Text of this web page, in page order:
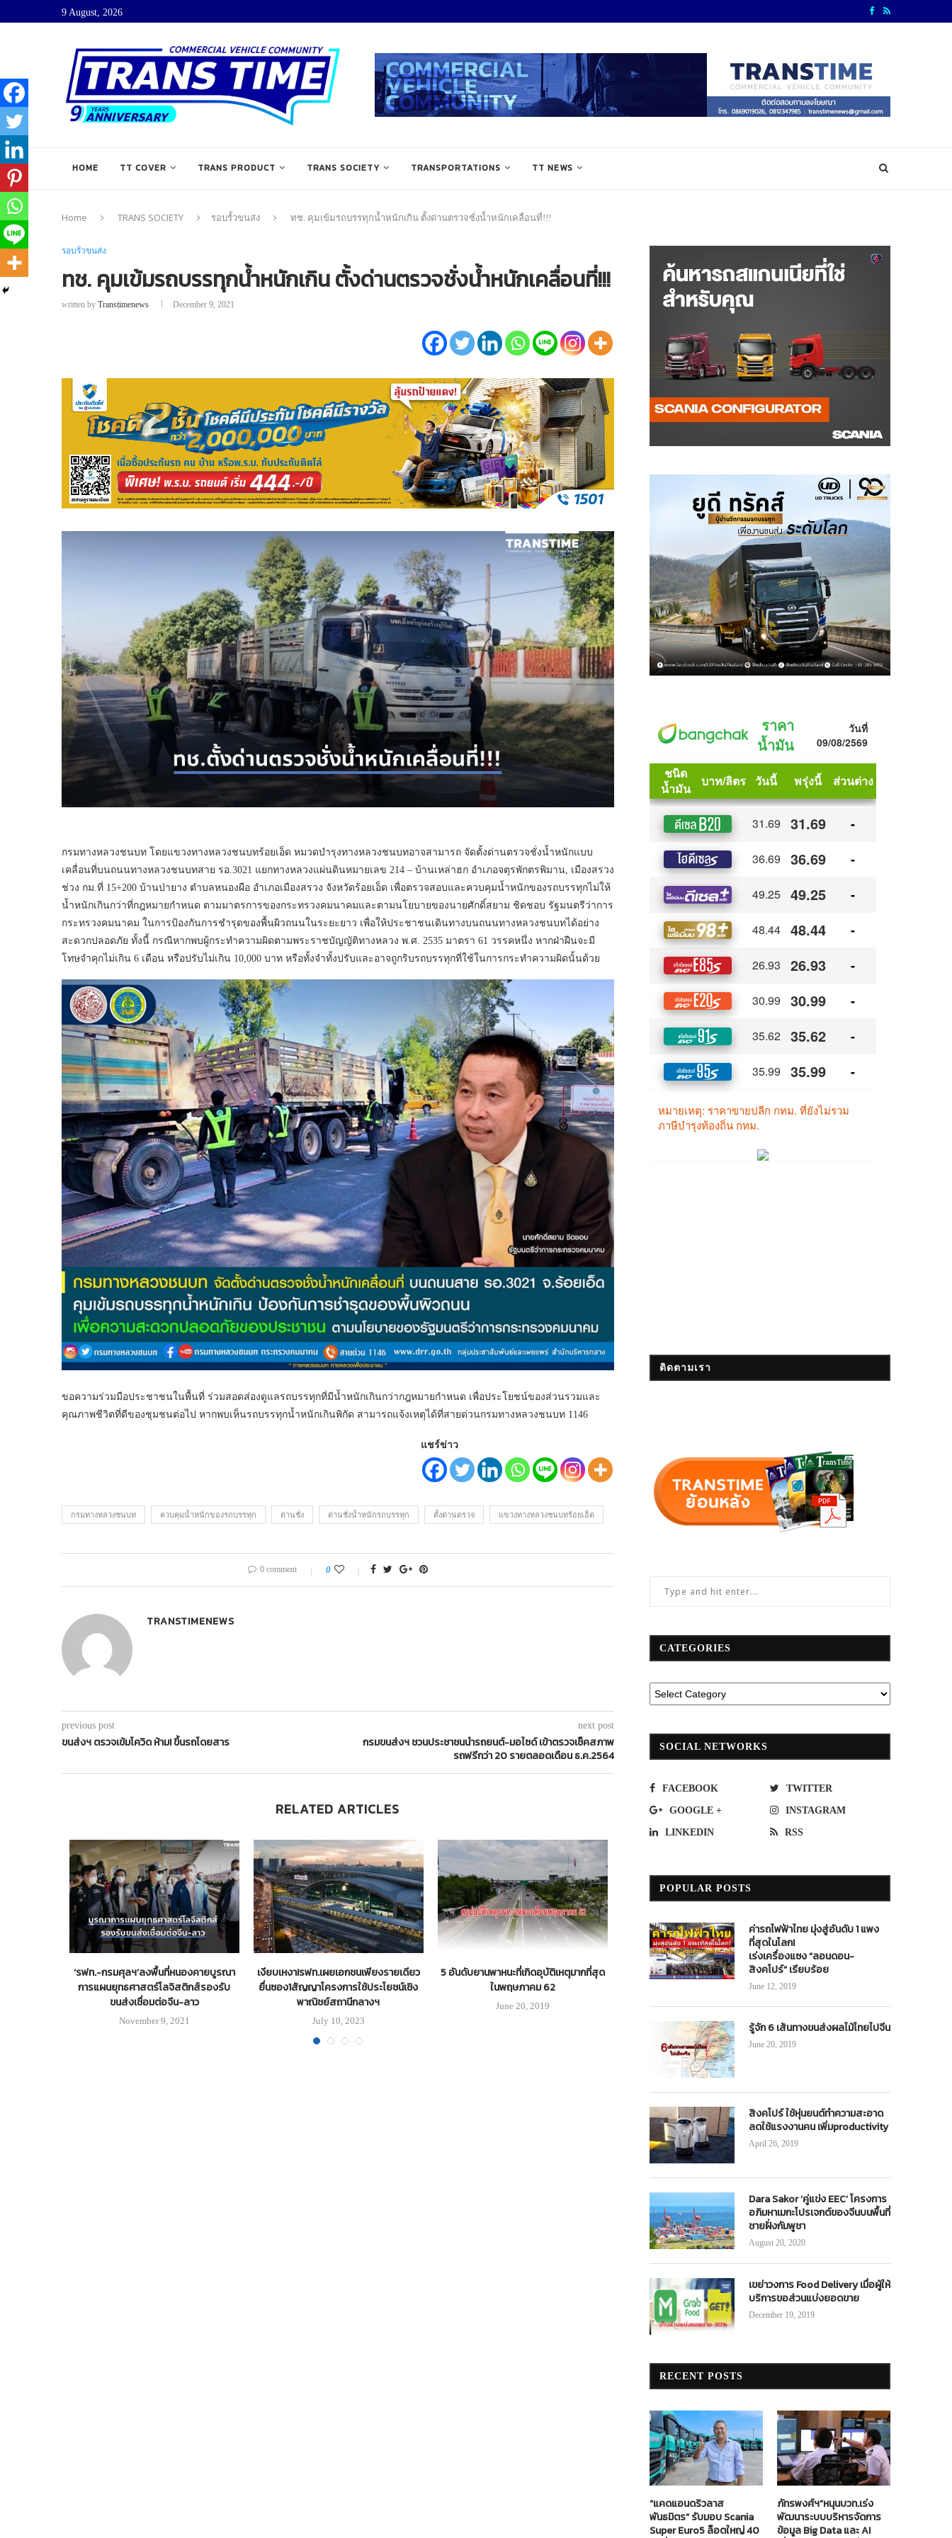
9 August, 2026
HOME TT COVER TRANS PRODUCT TRANS SOCIETY TRANSPORTATIONS TT NEWS
Home TRANS SOCIETY รอบรั้วขนส่ง ทช. คุมเข้มรถบรรทุกน้ำหนักเกิน ตั้งด่านตรวจชั่งน้ำหนักเคลื่อนที่!!!
รอบรั้วขนส่ง
ทช. คุมเข้มรถบรรทุกน้ำหนักเกิน ตั้งด่านตรวจชั่งน้ำหนักเคลื่อนที่!!!
written by Transtimenews December 9, 2021
กรมทางหลวงชนบท โดยแขวงทางหลวงชนบทร้อยเอ็ด หมวดบำรุงทางหลวงชนบทอาจสามารถ จัดตั้งด่านตรวจชั่งน้ำหนักแบบ
เคลื่อนที่บนถนนทางหลวงชนบทสาย รอ.3021 แยกทางหลวงแผ่นดินหมายเลข 214 – บ้านเหล่าฮก อำเภอจตุรพักตรพิมาน, เมืองสรวง
ช่วง กม.ที่ 15+200 บ้านป่ายาง ตำบลหนองผือ อำเภอเมืองสรวง จังหวัดร้อยเอ็ด เพื่อตรวจสอบและควบคุมน้ำหนักของรถบรรทุกไม่ให้
น้ำหนักเกินกว่าที่กฎหมายกำหนด ตามมาตรการของกระทรวงคมนาคมและตามนโยบายของนายศักดิ์สยาม ชิดชอบ รัฐมนตรีว่าการ
กระทรวงคมนาคม ในการป้องกันการชำรุดของพื้นผิวถนนในระยะยาว เพื่อให้ประชาชนเดินทางบนถนนทางหลวงชนบทได้อย่าง
สะดวกปลอดภัย ทั้งนี้ กรณีหากพบผู้กระทำความผิดตามพระราชบัญญัติทางหลวง พ.ศ. 2535 มาตรา 61 วรรคหนึ่ง หากฝ่าฝืนจะมี
โทษจำคุกไม่เกิน 6 เดือน หรือปรับไม่เกิน 10,000 บาท หรือทั้งจำทั้งปรับและอาจถูกริบรถบรรทุกที่ใช้ในการกระทำความผิดนั้นด้วย
ขอความร่วมมือประชาชนในพื้นที่ ร่วมสอดส่องดูแลรถบรรทุกที่มีน้ำหนักเกินกว่ากฎหมายกำหนด เพื่อประโยชน์ของส่วนรวมและ
คุณภาพชีวิตที่ดีของชุมชนต่อไป หากพบเห็นรถบรรทุกน้ำหนักเกินพิกัด สามารถแจ้งเหตุได้ที่สายด่วนกรมทางหลวงชนบท 1146
แชร์ข่าว
กรมทางหลวงชนบท ควบคุมน้ำหนักของรถบรรทุก ด่านชั่ง ด่านชั่งน้ำหนักรถบรรทุก ตั้งด่านตรวจ แขวงทางหลวงชนบทร้อยเอ็ด
0 comment 0
TRANSTIMENEWS
previous post
ขนส่งฯ ตรวจเข้มโควิด ห้าม! ขึ้นรถโดยสาร
next post
กรมขนส่งฯ ชวนประชาชนนำรถยนต์-มอไซด์ เข้าตรวจเช็คสภาพ
รถฟรีกว่า 20 รายตลอดเดือน ธ.ค.2564
RELATED ARTICLES
‘รฟท.-กรมศุลฯ’ลงพื้นที่หนองคายบูรณา
การแผนยุทธศาสตร์โลจิสติกส์รองรับ
ขนส่งเชื่อมต่อจีน-ลาว
November 9, 2021
เงียบเหงา!รฟท.เผยเอกชนเพียงรายเดียว
ยื่นซอง1สัญญาโครงการใช้ประโยชน์เชิง
พาณิชย์สถานีกลางฯ
July 10, 2023
5 อันดับยานพาหนะที่เกิดอุบัติเหตุมากที่สุด
ในพฤษภาคม 62
June 20, 2019
ทช.อัพเดทถนนถูกน้ำท่วมยังผ่านไม่ได้ 29
October 4, 2021
ขสมก.ผ่อนคลายมาตรการเว้นระยะ
June 25, 2020
ติดตามเรา
CATEGORIES
SOCIAL NETWORKS
FACEBOOK TWITTER
GOOGLE + INSTAGRAM
LINKEDIN RSS
POPULAR POSTS
ค่ารถไฟฟ้าไทย มุ่งสู่อันดับ 1 แพง
ที่สุดในโลก!
เร่งเครื่องแซง “ลอนดอน-
สิงคโปร์” เรียบร้อย
June 12, 2019
รู้จัก 6 เส้นทางขนส่งผลไม้ไทยไปจีน
June 20, 2019
สิงคโปร์ ใช้หุ่นยนต์ทำความสะอาด
ลดใช้แรงงานคน เพิ่มproductivity
April 26, 2019
Dara Sakor ‘คู่แข่ง EEC’ โครงการ
อภิมหาเมกะโปรเจกต์ของจีนบนพื้นที่
ชายฝั่งกัมพูชา
August 20, 2020
เขย่าวงการ Food Delivery เมื่อผู้ให้
บริการขอส่วนแบ่งยอดขาย
December 19, 2019
RECENT POSTS
“แคดแอนดริวลาส
พันธมิตร” รับมอบ Scania
Super Euro5 ล็อตใหญ่ 40
ภัทรพงศ์ฯ”หนุนบวท.เร่ง
พัฒนาระบบบริหารจัดการ
ข้อมูล Big Data และ AI